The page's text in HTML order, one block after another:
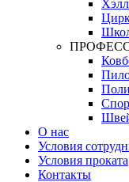
О нас
Условия
Условия проката
Контакты